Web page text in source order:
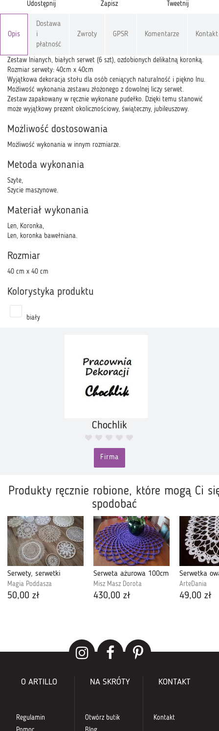
Udostępnij Zapisz Tweetnij
Opis
Dostawa
i
płatność
Zwroty GPSR Komentarze Kontakt
Zestaw lnianych, białych serwet (6 szt), ozdobionych delikatną koronką.
Rozmiar serwety: 40cm x 40cm
Wyjątkowa dekoracja stołu dla osób ceniących naturalność i piękno lnu.
Możliwość wykonania zestawu złożonego z dowolnej liczy serwet.
Zestaw zapakowany w ręcznie wykonane pudełko. Dzięki temu stanowić
może wyjątkowy prezent okolicznościowy, świąteczny, jubileuszowy.
Możliwość dostosowania
Możliwość wykonania w innym rozmiarze.
Metoda wykonania
Szyte,
Szycie maszynowe.
Materiał wykonania
Len, Koronka,
Len, koronka bawełniana.
Rozmiar
40 cm x 40 cm
Kolorystyka produktu
biały
Chochlik
Firma
Produkty ręcznie robione, które mogą Ci
spodobać
Serwety, serwetki
Magia Poddasza
50,00 zł
Serweta ażurowa 100cm
Misz Masz Dorota
430,00 zł
ArteDania
49,00 zł
O ARTILLO
Regulamin
NA SKRÓTY
Otwórz butik
KONTAKT
Kontakt